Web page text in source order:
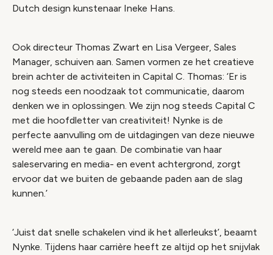
Dutch design kunstenaar Ineke Hans.
Ook directeur Thomas Zwart en Lisa Vergeer, Sales
Manager, schuiven aan. Samen vormen ze het creatieve
brein achter de activiteiten in Capital C. Thomas: ‘Er is
nog steeds een noodzaak tot communicatie, daarom
denken we in oplossingen. We zijn nog steeds Capital C
met die hoofdletter van creativiteit! Nynke is de
perfecte aanvulling om de uitdagingen van deze nieuwe
wereld mee aan te gaan. De combinatie van haar
saleservaring en media- en event achtergrond, zorgt
ervoor dat we buiten de gebaande paden aan de slag
kunnen.’
‘Juist dat snelle schakelen vind ik het allerleukst’, beaamt
Nynke. Tijdens haar carrière heeft ze altijd op het snijvlak